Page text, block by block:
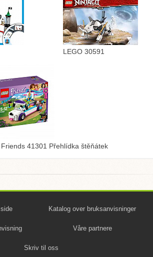
LEGO 30591
Friends 41301 Přehlídka štěňátek
Katalog over bruksanvisninger
Våre partnere
Skriv til oss